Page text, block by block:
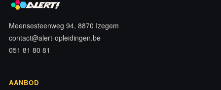
Meensesteenweg 94, 8870 Izegem
contact@alert-opleidingen.be
051 81 80 81
AANBOD